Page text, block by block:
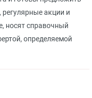
регулярные акции и
носят справочный
определяемой